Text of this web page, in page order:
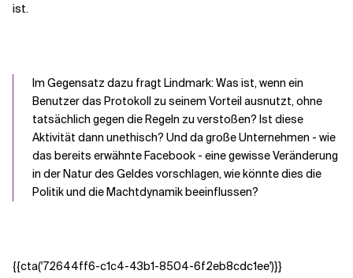
ist.
Im Gegensatz dazu fragt Lindmark: Was ist, wenn ein
Benutzer das Protokoll zu seinem Vorteil ausnutzt, ohne
tatsächlich gegen die Regeln zu verstoßen? Ist diese
Aktivität dann unethisch? Und da große Unternehmen - wie
das bereits erwähnte Facebook - eine gewisse Veränderung
in der Natur des Geldes vorschlagen, wie könnte dies die
Politik und die Machtdynamik beeinflussen?
{{cta('72644ff6-c1c4-43b1-8504-6f2eb8cdc1ee')}}